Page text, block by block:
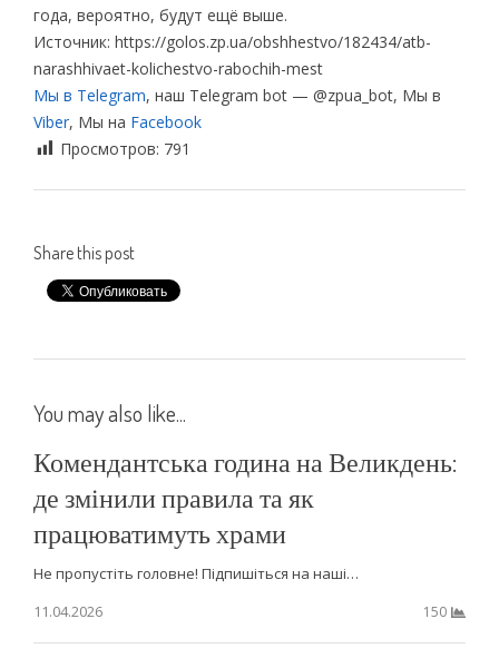
года, вероятно, будут ещё выше.
Источник: https://golos.zp.ua/obshhestvo/182434/atb-
narashhivaet-kolichestvo-rabochih-mest
Мы в Telegram, наш Telegram bot — @zpua_bot, Мы в
Viber, Мы на Facebook
Просмотров: 791
Share this post
You may also like...
Комендантська година на Великдень:
де змінили правила та як
працюватимуть храми
Не пропустіть головне! Підпишіться на наші…
11.04.2026
150